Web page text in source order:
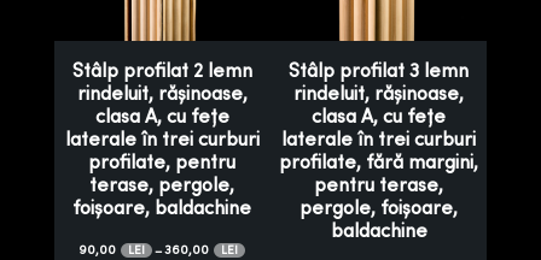
Stâlp profilat 2 lemn
rindeluit, rășinoase,
clasa A, cu fețe
laterale în trei curburi
profilate, pentru
terase, pergole,
foișoare, baldachine
90,00 LEI –360,00 LEI
Stâlp profilat 3 lemn
rindeluit, rășinoase,
clasa A, cu fețe
laterale în trei curburi
profilate, fără margini,
pentru terase,
pergole, foișoare,
baldachine